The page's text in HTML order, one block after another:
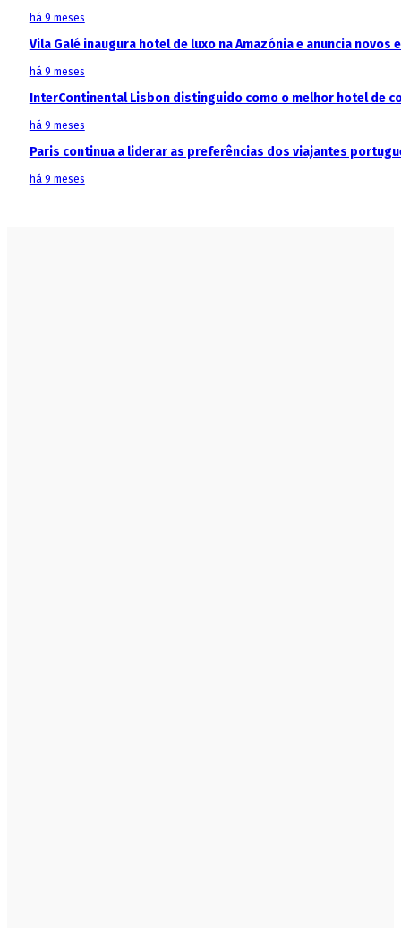
há 9 meses
Vila Galé inaugura hotel de luxo na Amazónia e anuncia
há 9 meses
InterContinental Lisbon distinguido como o melhor hotel de
há 9 meses
Paris continua a liderar as preferências dos viajantes
há 9 meses